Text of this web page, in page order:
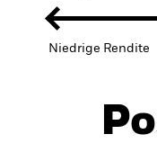
Niedrige Rendite